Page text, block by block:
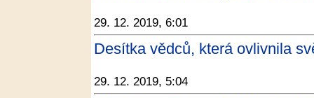
29. 12. 2019, 6:01
Desítka vědců, která ovlivnila
29. 12. 2019, 5:04